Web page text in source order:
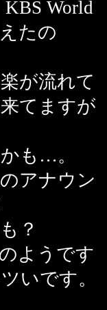
World
たの
が流れて
てますが
も…。
のアナウン
？
ようです
いです。